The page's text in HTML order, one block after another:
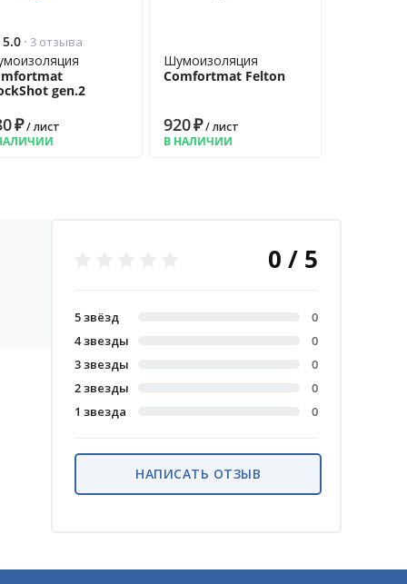
5.0 · 3 отзыва
gen.2
₽/ лист
Шумоизоляция
Comfortmat Felton
920₽/ лист
В НАЛИЧИИ
0 / 5
5 звёзд
0
4 звезды
0
3 звезды
0
2 звезды
0
1 звезда
0
НАПИСАТЬ ОТЗЫВ